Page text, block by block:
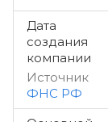
Дата
создания
компании
Источник
ФНС РФ